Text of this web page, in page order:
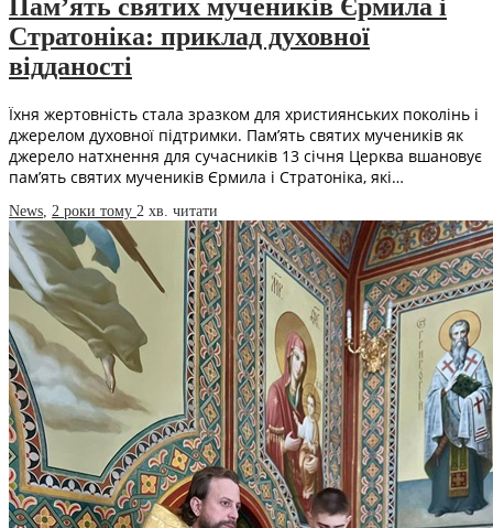
Пам’ять святих мучеників Єрмила і
Стратоніка: приклад духовної
відданості
Їхня жертовність стала зразком для християнських поколінь і
джерелом духовної підтримки. Пам’ять святих мучеників як
джерело натхнення для сучасників 13 січня Церква вшановує
пам’ять святих мучеників Єрмила і Стратоніка, які…
News 2 роки тому 2 хв. читати